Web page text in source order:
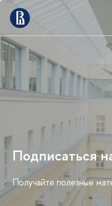
Подписаться
Получайте полезные